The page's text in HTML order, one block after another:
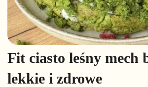
Fit ciasto leśny mech
lekkie i zdrowe